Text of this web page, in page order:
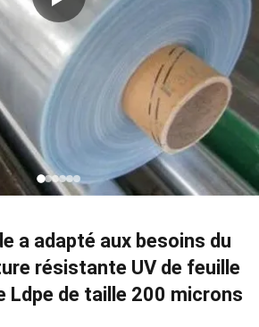
a adapté aux besoins du
résistante UV de feuille
Ldpe de taille 200 microns